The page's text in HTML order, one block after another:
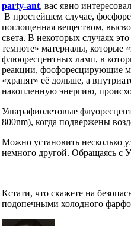
party-ant, вас явно
В простейшем случае,
поглощенная веществом,
света. В некоторых случаях
темноте» материалы, которые
флюоресцентных ламп, в
реакции, фосфоресцирующие
«хранят» её дольше, а
накопленную энергию,
Ультрафиолетовые
800nm), когда подвержены
Можно установить несколько
немного другой. Обращаясь с
Кстати, что скажете на
подопечными холодного